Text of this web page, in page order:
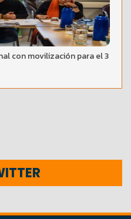
con movilización para el 3